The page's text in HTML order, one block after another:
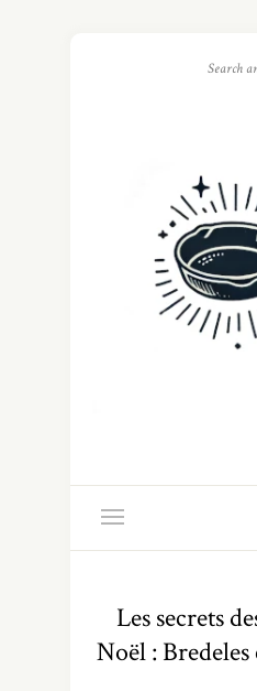
Les secrets
Noël :